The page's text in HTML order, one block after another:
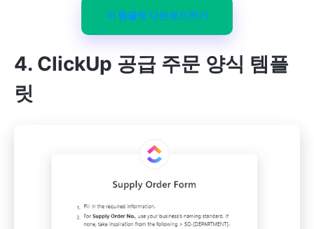
이 템플릿 다운로드하기
4. ClickUp 공급 주문 양식 템플
릿